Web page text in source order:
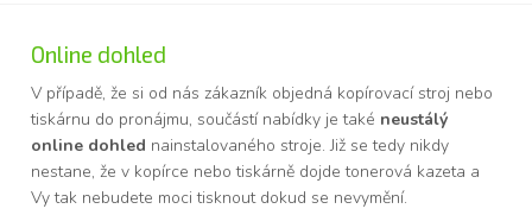
Online dohled
V případě, že si od nás zákazník objedná kopírovací stroj nebo
tiskárnu do pronájmu, součástí nabídky je také neustálý
online dohled nainstalovaného stroje. Již se tedy nikdy
nestane, že v kopírce nebo tiskárně dojde tonerová kazeta a
Vy tak nebudete moci tisknout dokud se nevymění.